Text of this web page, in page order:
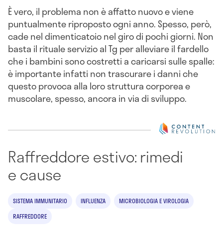
È vero, il problema non è affatto nuovo e viene
puntualmente riproposto ogni anno. Spesso, però,
cade nel dimenticatoio nel giro di pochi giorni. Non
basta il rituale servizio al Tg per alleviare il fardello
che i bambini sono costretti a caricarsi sulle spalle:
è importante infatti non trascurare i danni che
questo provoca alla loro struttura corporea e
muscolare, spesso, ancora in via di sviluppo.
Raffreddore estivo: rimedi
e cause
SISTEMA IMMUNITARIO INFLUENZA
MICROBIOLOGIA E VIROLOGIA
RAFFREDDORE